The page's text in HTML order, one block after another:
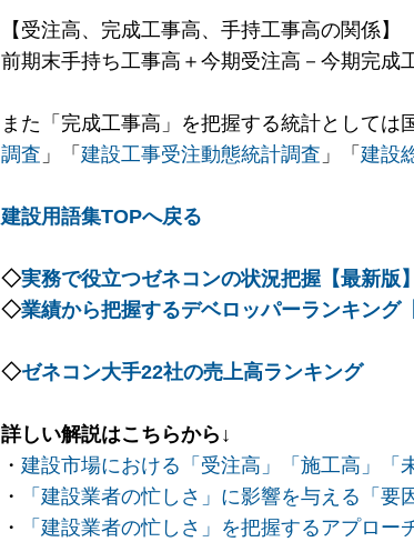
【受注高、完成工事高、手持工事高の関係】
前期末手持ち工事高＋今期受注高－今期完成
また「完成工事高」を把握する統計としては
調査 」「 建設工事受注動態統計調査 」「 建設
建設用語集TOPへ戻る
◇実務で役立つゼネコンの状況把握【最新版
◇業績から把握するデベロッパーランキング
◇ゼネコン大手22社の売上高ランキング
詳しい解説はこちらから↓
・ 建設市場における「受注高」「施工高」「
・
「建設業者の忙しさ」に影響を与える「要
・
「建設業者の忙しさ」を把握するアプロー